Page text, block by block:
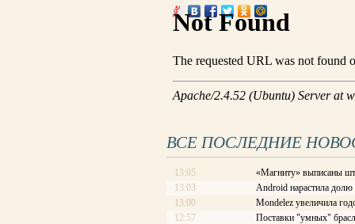
ВСЕ ПОСЛЕДНИЕ
13:05
«Магниту» выписаны
13:03
Android нарастила
13:00
Mondelez увеличила
12:57
Поставки "умных"